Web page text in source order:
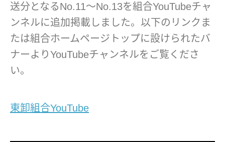
送分となるNo.11～No.13を組合YouTubeチャ
ンネルに追加掲載しました。以下のリンクま
たは組合ホームページトップに設けられたバ
ナーよりYouTubeチャンネルをご覧くださ
い。
東卸組合YouTube